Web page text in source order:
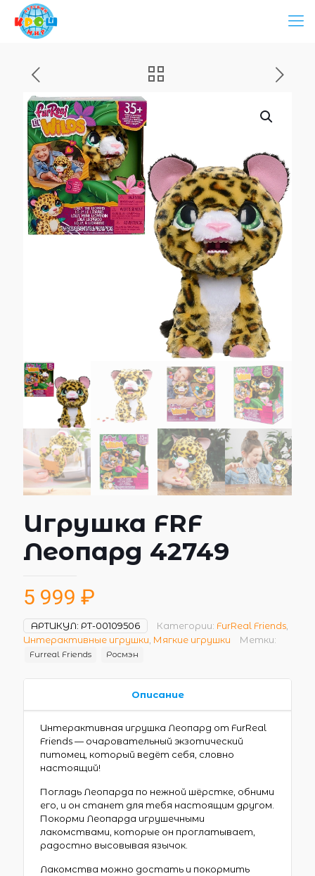
Игрушка FRF
Леопард 42749
5 999 ₽
АРТИКУЛ: РТ-00109506 Категории: FurReal Friends
Интерактивные игрушки Мягкие игрушки Метки:
Furreal Friends Росмэн
Описание
Интерактивная игрушка Леопард от FurReal
Friends — очаровательный экзотический
питомец, который ведёт себя, словно
настоящий!
Погладь Леопарда по нежной шёрстке, обними
его, и он станет для тебя настоящим другом.
Покорми Леопарда игрушечными
лакомствами, которые он проглатывает,
радостно высовывая язычок.
Лакомства можно достать и покормить